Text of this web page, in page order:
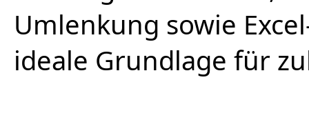
Umlenkung sowie
ideale Grundlage für